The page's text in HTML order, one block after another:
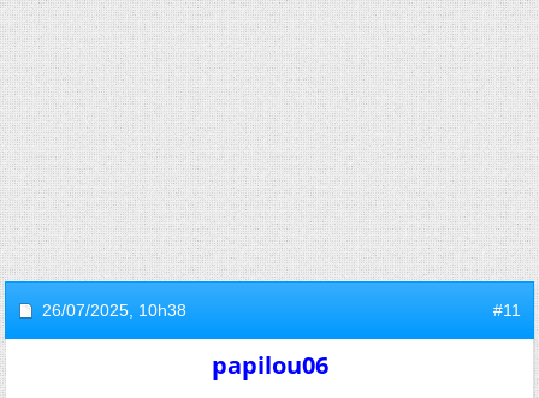
26/07/2025, 10h38 #11
papilou06